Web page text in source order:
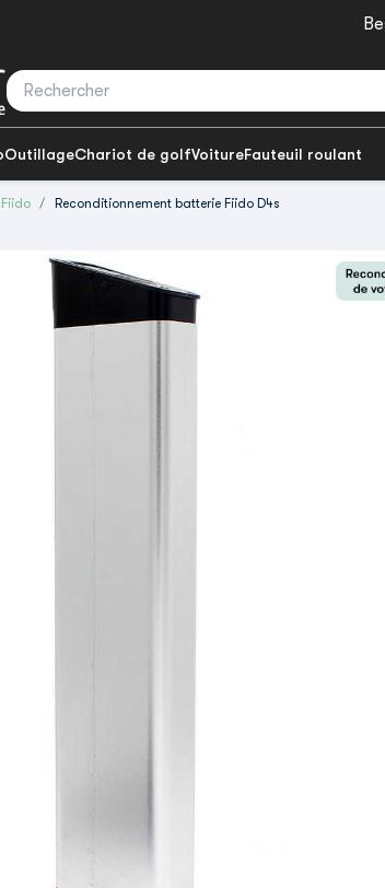
OutillageChariot de golfVoitureFauteuil roulant
Fiido Reconditionnement batterie Fiido D4s